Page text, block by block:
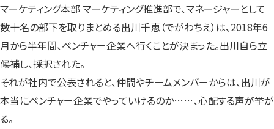
マーケティング本部 マーケティング推進部で、マネージャーとして
数十名の部下を取りまとめる出川千恵（でがわちえ）は、2018年6
月から半年間、ベンチャー企業へ行くことが決まった。出川自ら立
候補し、採択された。
それが社内で公表されると、仲間やチームメンバーからは、出川が
本当にベンチャー企業でやっていけるのか……、心配する声が挙が
る。